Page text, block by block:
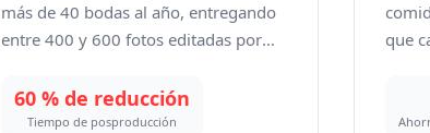
más de 40 bodas al año, entregando
entre 400 y 600 fotos editadas por
carteles de salida, ordenar el
desorden del lugar, borrar a los
60 % de reducción
Tiempo de posproducción
que